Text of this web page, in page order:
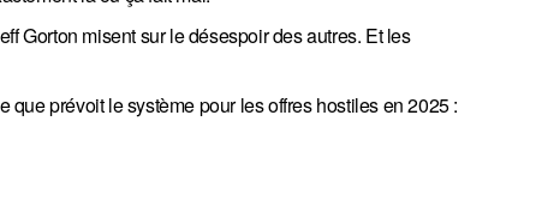
Gorton misent sur le désespoir des autres. Et les
prévoit le système pour les offres hostiles en 2025 :